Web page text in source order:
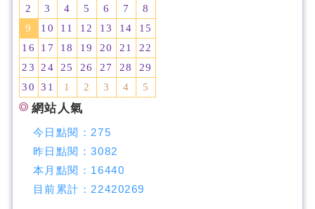
2
3 4 5 6 7
8
9
10 11 12 13 14
15
16
17 18 19 20 21
22
23
24 25 26 27 28
29
30
31 1 2 3 4 5
網站人氣
今日點閱： 275
昨日點閱：3082
本月點閱： 16440
目前累計： 22420269